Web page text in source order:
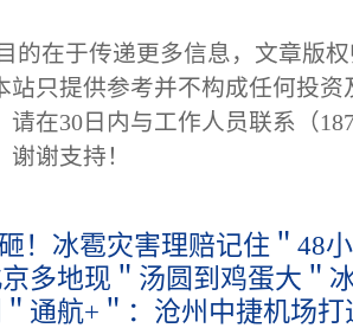
的在于传递更多信息，文章版
站只提供参考并不构成任何投
请在30日内与工作人员联系（
谢支持！
！冰雹灾害理赔记住＂48
多地现＂汤圆到鸡蛋大＂
通航+＂：沧州中捷机场